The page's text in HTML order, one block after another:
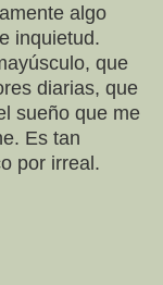
algo
inquietud.
que
diarias, que
sueño que me
Es tan
por irreal.